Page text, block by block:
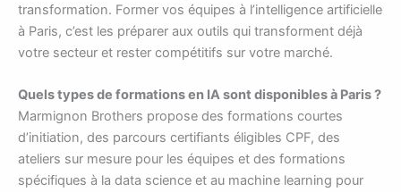
transformation. Former vos équipes à l’intelligence artificielle
à Paris, c’est les préparer aux outils qui transforment déjà
votre secteur et rester compétitifs sur votre marché.
Quels types de formations en IA sont disponibles à Paris ?
Marmignon Brothers propose des formations courtes
d’initiation, des parcours certifiants éligibles CPF, des
ateliers sur mesure pour les équipes et des formations
spécifiques à la data science et au machine learning pour